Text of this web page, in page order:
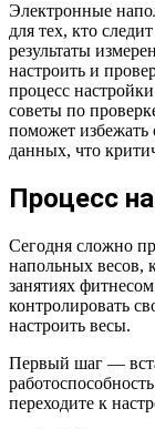
Электронные
для тех, кто
результаты
настроить и
процесс
советы по
поможет избежать
данных, что
Процесс
Сегодня сложно
напольных весов,
занятиях
контролировать
настроить весы.
Первый шаг —
переходите к